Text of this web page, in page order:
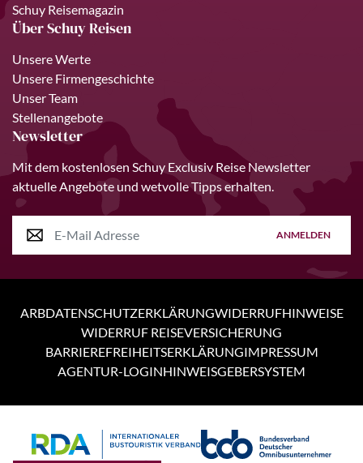
3 Tage
Schuy Reisemagazin
Über Schuy Reisen
Unsere Werte
Unsere Firmengeschichte
Unser Team
Stellenangebote
Newsletter
Mit dem kostenlosen Schuy Exclusiv Reise Newsletter
aktuelle Angebote und wetvolle Tipps erhalten.
ANMELDEN
ARBDATENSCHUTZERKLÄRUNGWIDERRUFHINWEISE
WIDERRUF REISEVERSICHERUNG
BARRIEREFREIHEITSERKLÄRUNGIMPRESSUM
AGENTUR-LOGINHINWEISGEBERSYSTEM